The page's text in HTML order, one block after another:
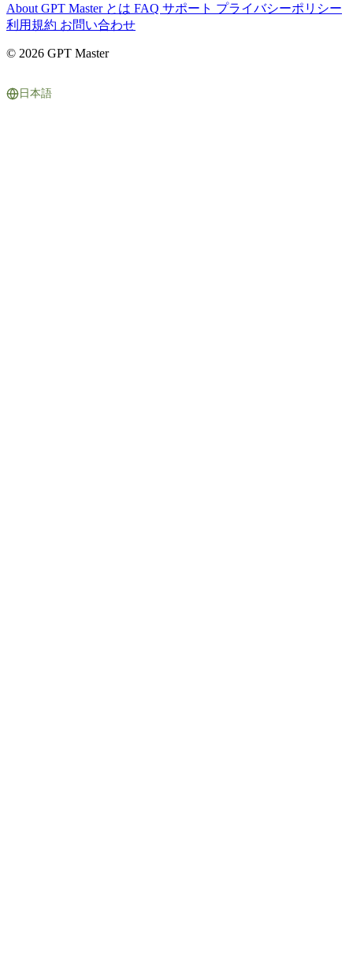
About GPT Master とは FAQ サポート プライバシーポリシー
利用規約 お問い合わせ
© 2026 GPT Master
日本語